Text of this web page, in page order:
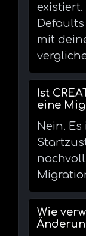
mit
Ist
eine
Nein.
Wie